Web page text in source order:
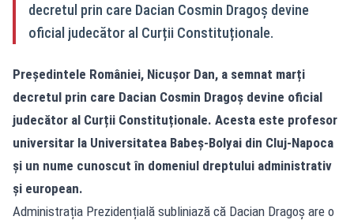
decretul prin care Dacian Cosmin Dragoș devine
oficial judecător al Curții Constituționale.
Președintele României, Nicușor Dan, a semnat marți
decretul prin care Dacian Cosmin Dragoș devine oficial
judecător al Curții Constituționale. Acesta este profesor
universitar la Universitatea Babeș-Bolyai din Cluj-Napoca
și un nume cunoscut în domeniul dreptului administrativ
și european.
Administrația Prezidențială subliniază că Dacian Dragoș are o